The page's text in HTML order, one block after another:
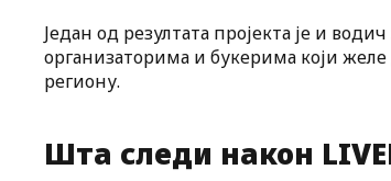
Један од резултата пројекта је и
организаторима и букерима који
региону.
Шта следи након